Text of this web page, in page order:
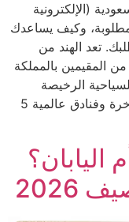
(الإلكترونية
وكيف يساعدك
تعد الهند من
المقيمين بالمملكة
الرخيصة
والجميلة، ومليئة بكل شيء من مطاعم فاخرة وفنادق عالمية 5